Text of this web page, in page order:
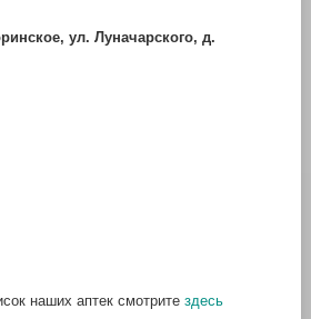
ул. Луначарского, д.
наших аптек смотрите здесь